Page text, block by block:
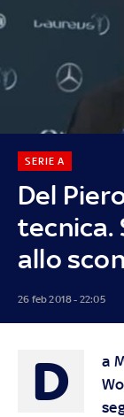
Del
tecnica.
allo
SERIE A
26 feb 2018 - 22:05
D
a